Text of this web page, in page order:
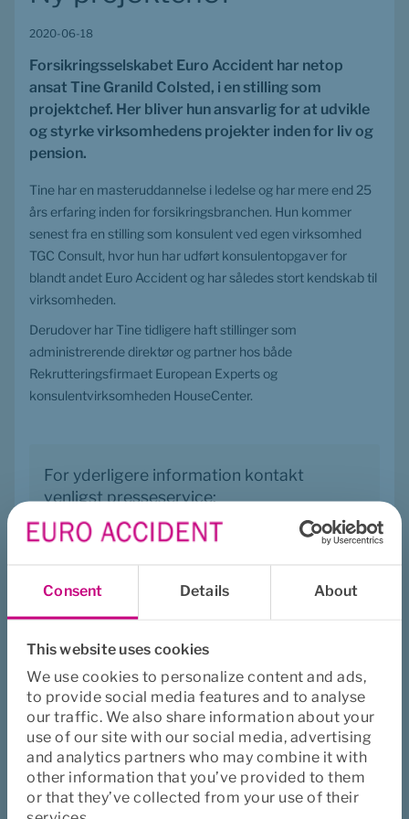
Consent Details About
This website uses cookies
We use cookies to personalize content and ads,
to provide social media features and to analyse
our traffic. We also share information about your
use of our site with our social media, advertising
and analytics partners who may combine it with
other information that you’ve provided to them
or that they’ve collected from your use of their
2020-06-18
Forsikringsselskabet Euro Accident har netop
ansat Tine Granild Colsted, i en stilling som
projektchef. Her bliver hun ansvarlig for at udvikle
og styrke virksomhedens projekter inden for liv og
pension.
Tine har en masteruddannelse i ledelse og har mere end 25
års erfaring inden for forsikringsbranchen. Hun kommer
senest fra en stilling som konsulent ved egen virksomhed
TGC Consult, hvor hun har udført konsulentopgaver for
blandt andet Euro Accident og har således stort kendskab til
virksomheden.
Derudover har Tine tidligere haft stillinger som
administrerende direktør og partner hos både
Rekrutteringsfirmaet European Experts og
konsulentvirksomheden HouseCenter.
For yderligere information kontakt
venligst presseservice:
Anders Bo Andersen
mobil +45 2869 8307
anders@publicity.dk
Var denne side en hjælp?
Ja
Nej
Hent Print Del